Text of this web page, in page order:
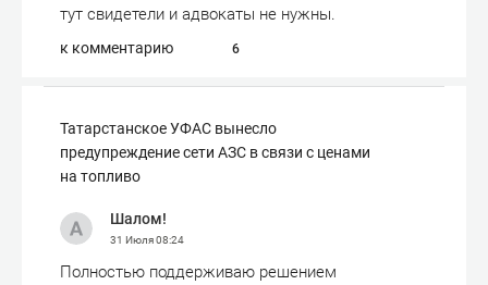
тут свидетели и адвокаты не нужны.
к комментарию 6
Татарстанское УФАС вынесло
предупреждение сети АЗС в связи с ценами
на топливо
Шалом!
31 Июля08:24
Полностью поддерживаю решением